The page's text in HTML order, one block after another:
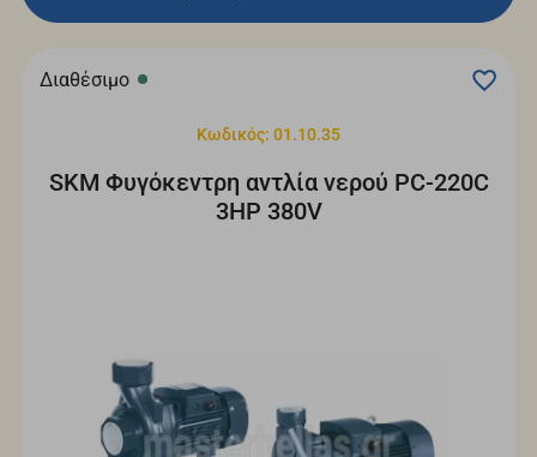
Διαθέσιμο
Κωδικός: 01.10.35
SKM Φυγόκεντρη αντλία νερού PC-220C
3HP 380V